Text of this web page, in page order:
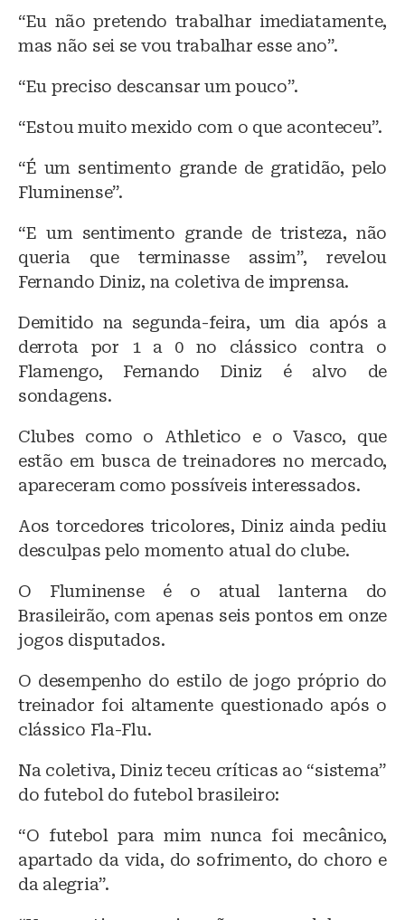
“Eu não pretendo trabalhar imediatamente,
mas não sei se vou trabalhar esse ano”.
“Eu preciso descansar um pouco”.
“Estou muito mexido com o que aconteceu”.
“É um sentimento grande de gratidão, pelo
Fluminense”.
“E um sentimento grande de tristeza, não
queria que terminasse assim”, revelou
Fernando Diniz, na coletiva de imprensa.
Demitido na segunda-feira, um dia após a
derrota por 1 a 0 no clássico contra o
Flamengo, Fernando Diniz é alvo de
sondagens.
Clubes como o Athletico e o Vasco, que
estão em busca de treinadores no mercado,
apareceram como possíveis interessados.
Aos torcedores tricolores, Diniz ainda pediu
desculpas pelo momento atual do clube.
O Fluminense é o atual lanterna do
Brasileirão, com apenas seis pontos em onze
jogos disputados.
O desempenho do estilo de jogo próprio do
treinador foi altamente questionado após o
clássico Fla-Flu.
Na coletiva, Diniz teceu críticas ao “sistema”
do futebol do futebol brasileiro:
“O futebol para mim nunca foi mecânico,
apartado da vida, do sofrimento, do choro e
da alegria”.